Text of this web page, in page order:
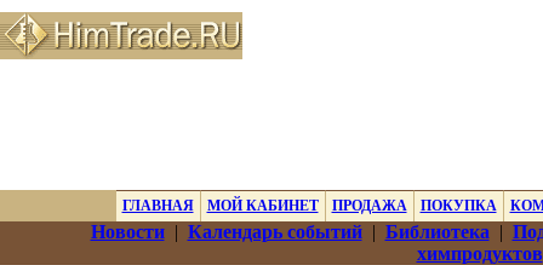
ГЛАВНАЯ МОЙ КАБИНЕТ ПРОДАЖА ПОКУПКА
Новости| Календарь событий| Библиотека |
химпродуктов